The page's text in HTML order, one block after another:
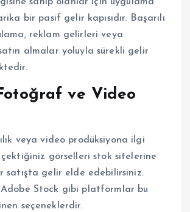
bir pasif gelir kapısıdır. Başarılı
reklam gelirleri veya
almalar yoluyla sürekli gelir
ve Video
veya video prodüksiyona ilgi
çektiğiniz görselleri stok sitelerine
satışta gelir elde edebilirsiniz.
Stock gibi platformlar bu
seçeneklerdir.